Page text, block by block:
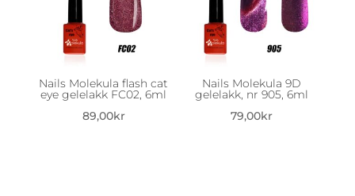
Nails Molekula flash cat
eye gelelakk FC02, 6ml
89,00kr
Nails Molekula 9D
gelelakk, nr 905, 6ml
79,00kr